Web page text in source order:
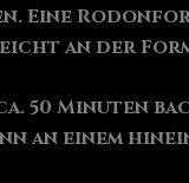
Eine
an der
ca. 50
an einem